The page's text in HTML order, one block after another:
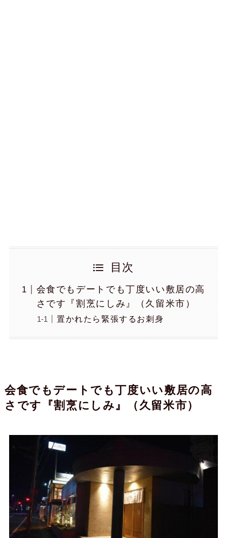
目次
会食でもデートでも丁度いい敷居の高
さです『割烹にしみ』（久留米市）
置かれたら緊張するお刺身
会食でもデートでも丁度いい敷居の高
さです『割烹にしみ』（久留米市）